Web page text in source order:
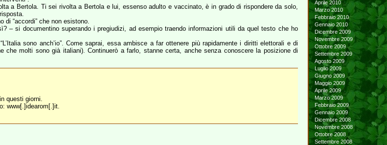
a Bertola. Ti sei rivolta a Bertola e lui, essenso adulto e vaccinato, è in grado di rispondere da solo,
di “accordi” che non esistono.
– si documentino superando i pregiudizi, ad esempio traendo informazioni utili da quel testo che ho
sono anch’io”. Come saprai, essa ambisce a far ottenere più rapidamente i diritti elettorali e di
molti sono già italiani). Continuerò a farlo, stanne certa, anche senza conoscere la posizione di
questi giorni.
www[.]idearom[.]it.
Aprile 2010
Marzo 2010
Febbraio 2010
Gennaio 2010
Dicembre 2009
Novembre 2009
Ottobre 2009
Settembre 2009
Agosto 2009
Luglio 2009
Giugno 2009
Maggio 2009
Aprile 2009
Marzo 2009
Febbraio 2009
Gennaio 2009
Dicembre 2008
Novembre 2008
Ottobre 2008
Settembre 2008